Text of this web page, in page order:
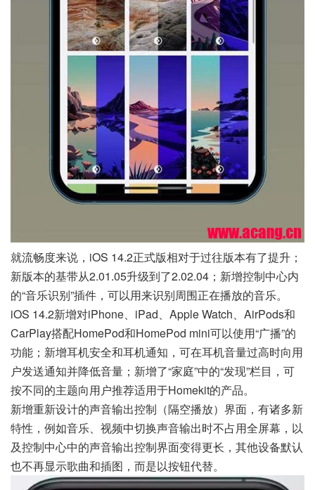
就流畅度来说，iOS 14.2正式版相对于过往版本有了提升；
新版本的基带从2.01.05升级到了2.02.04；新增控制中心内
的“音乐识别”插件，可以用来识别周围正在播放的音乐。
iOS 14.2新增对iPhone、iPad、Apple Watch、AirPods和
CarPlay搭配HomePod和HomePod mini可以使用“广播”的
功能；新增耳机安全和耳机通知，可在耳机音量过高时向用
户发送通知并降低音量；新增了“家庭”中的“发现”栏目，可
按不同的主题向用户推荐适用于Homekit的产品。
新增重新设计的声音输出控制（隔空播放）界面，有诸多新
特性，例如音乐、视频中切换声音输出时不占用全屏幕，以
及控制中心中的声音输出控制界面变得更长，其他设备默认
也不再显示歌曲和插图，而是以按钮代替。